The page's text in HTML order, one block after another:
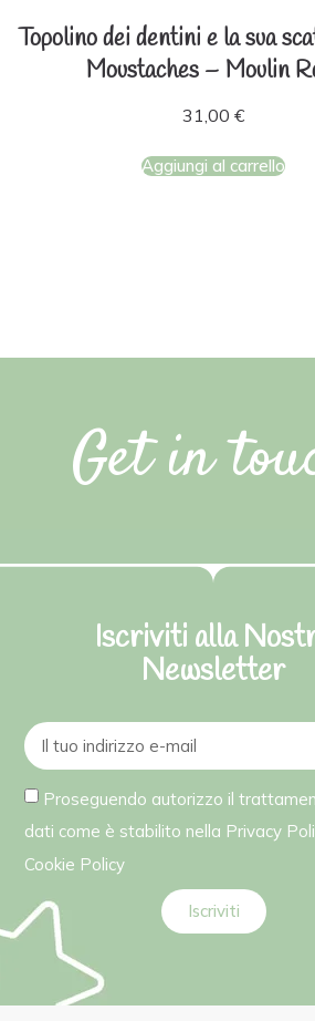
Topolino dei dentini e la sua
Moustaches – Moulin
31,00 €
Aggiungi al carrello
Get in
Iscriviti alla
Newsletter
Proseguendo autorizzo il
dati come è stabilito nella Privacy
Cookie Policy
Iscriviti